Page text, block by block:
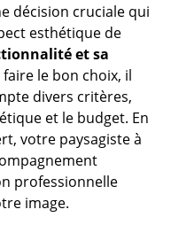
décision cruciale qui
esthétique de
et sa
le bon choix, il
divers critères,
et le budget. En
votre paysagiste à
professionnelle
image.